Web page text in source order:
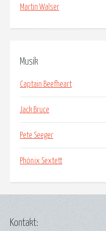
Martin Walser
Musik
Captain Beefheart
Jack Bruce
Pete Seeger
Phönix Sextett
Kontakt: